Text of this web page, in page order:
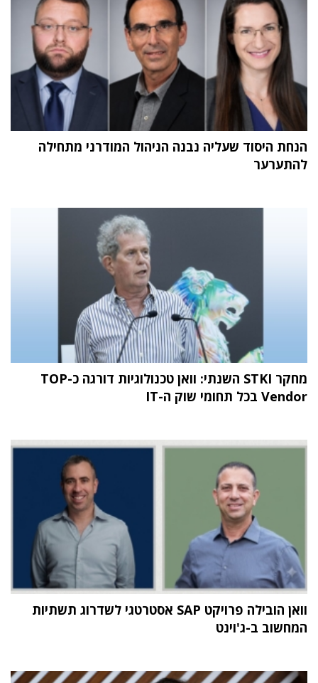
הנחת היסוד שעליה נבנה הניהול המודרני מתחילה
להתערער
מחקר STKI השנתי: וואן טכנולוגיות דורגה כ-TOP
Vendor בכל תחומי שוק ה-IT
וואן הובילה פרויקט SAP אסטרטגי לשדרוג תשתיות
המחשוב ב-ג'וינט